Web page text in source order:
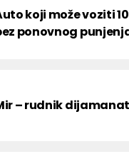
koji može voziti
ponovnog
– rudnik